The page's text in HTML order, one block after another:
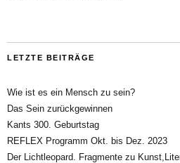
LETZTE BEITRÄGE
Wie ist es ein Mensch zu sein?
Das Sein zurückgewinnen
Kants 300. Geburtstag
REFLEX Programm Okt. bis Dez. 2023
Der Lichtleopard. Fragmente zu